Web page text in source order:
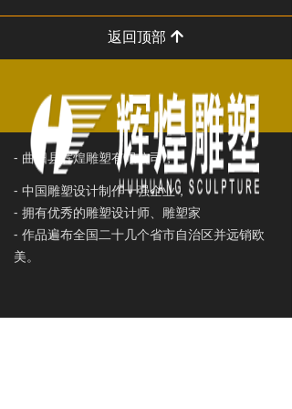
- 曲阳县辉煌雕塑有限公司，
- 中国雕塑设计制作十强企业，
- 拥有优秀的雕塑设计师、雕塑家
- 作品遍布全国二十几个省市自治区并远销欧
美。
返回顶部 녕